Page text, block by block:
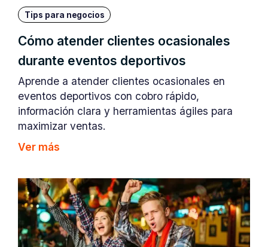
Tips para negocios
Cómo atender clientes ocasionales
durante eventos deportivos
Aprende a atender clientes ocasionales en
eventos deportivos con cobro rápido,
información clara y herramientas ágiles para
maximizar ventas.
Ver más